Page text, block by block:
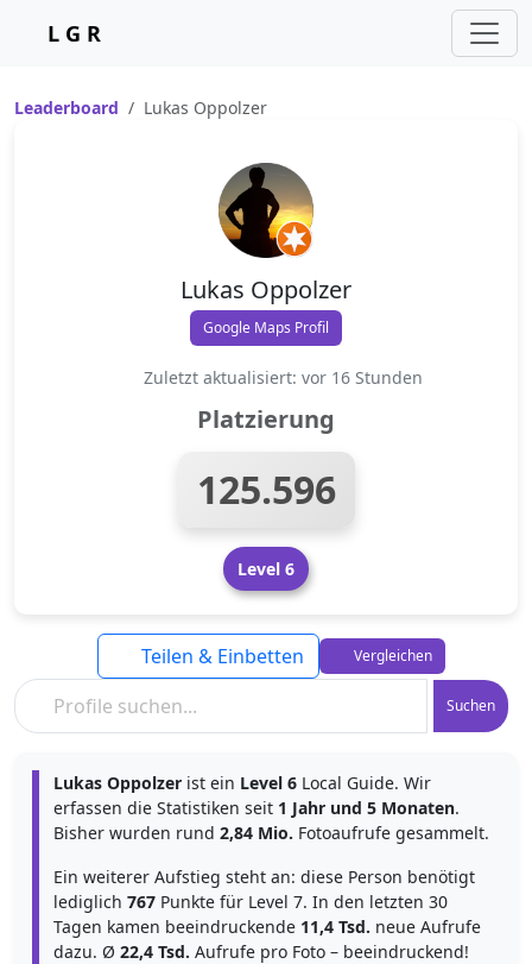
L G R
Leaderboard Lukas Oppolzer
Lukas Oppolzer
Google Maps Profil
Zuletzt aktualisiert: vor 16 Stunden
Platzierung
125.596
Level 6
Suchen
Teilen & Einbetten Vergleichen
Lukas Oppolzer ist ein Level 6 Local Guide. Wir
erfassen die Statistiken seit 1 Jahr und 5 Monaten.
Bisher wurden rund 2,84 Mio. Fotoaufrufe gesammelt.
Ein weiterer Aufstieg steht an: diese Person benötigt
lediglich 767 Punkte für Level 7. In den letzten 30
Tagen kamen beeindruckende 11,4 Tsd. neue Aufrufe
dazu. Ø 22,4 Tsd. Aufrufe pro Foto – beeindruckend!